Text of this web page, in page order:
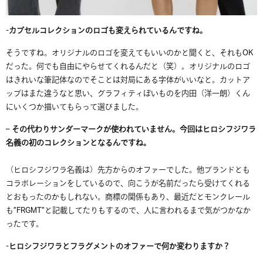
-カプセルコレクションのロゴも変えられているんですね。
そうですね。オリジナルのロゴを変えてもいいのかと聞くと、それもOK
だった。何でも自由にやらせてくれるんだと（笑）。オリジナルのロゴ
はきれいな筆記体なのでそことは対局にある字体がいいなと。カットア
ップはまた違うなと思い、グラフィティぽいものを内田（洋一朗）くん
にいくつか描いてもらって選びました。
– その代わりサンダーマークが使われていません。今回はヒロシフジワラ
名義の初のコレクションとなるんですね。
（ヒロシフジワラ名義は）先方からのオファーでした。他ブランドとも
コラボレーションをしているので、向こうが名前だったら受けてくれる
とおもったのかもしれない。商標の関係もあり、最近だとモンクレール
も”FRGMT”と記載してたりもするので、人に言われるまで気がつかなか
ったです。
-ヒロシフジワラとフラグメントのオファーで何か変わりますか？